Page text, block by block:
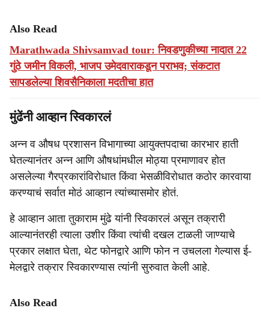
Also Read
Marathwada Shivsamvad tour: निवडणुकीच्या नादात 22
गुंठे जमीन विकली, भाजप उमेदवाराकडून पराभव; संकटात
सापडलेल्या शिवसैनिकाला मदतीचा हात
मुंढेंनी आव्हान स्विकारलं
अन्न व औषध प्रशासन विभागाच्या आयुक्तपदाचा कारभार हाती
घेतल्यानंतर अन्न आणि औषधांमधील मोठ्या प्रमाणावर होत
असलेल्या गैरप्रकारांविरोधात किंवा भेसळीविरोधात कठोर कारवाया
करण्याचं सर्वात मोठं आव्हान त्यांच्यासमोर होतं.
हे आव्हान आता तुकाराम मुंढे यांनी स्विकारलं असून तक्रारी
आल्यानंतरही त्याला उशीर किंवा त्यांची दखल टाळली जाण्याचे
प्रकार लक्षात घेता, थेट फोनद्वारे आणि फोन न उचलला गेल्यास ई-
मेलद्वारे तक्रार स्विकारण्यास त्यांनी सुरुवात केली आहे.
Also Read